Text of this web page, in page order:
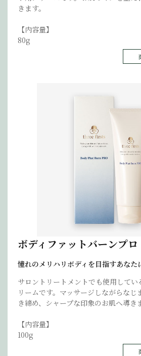
きます。
【内容量】
80g
ボディファットバーンプロ
憧れのメリハリボディを目指すあなた
サロントリートメントでも使用してい
リームです。マッサージしながらなじ
き締め、シャープな印象のお肌へ導き
【内容量】
100g